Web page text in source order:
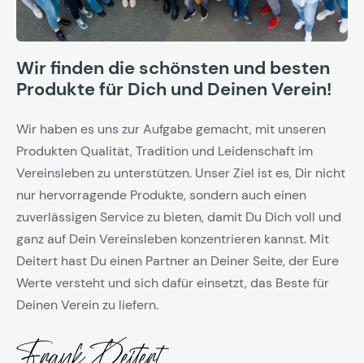
Wir finden die schönsten und besten
Produkte für Dich und Deinen Verein!
Wir haben es uns zur Aufgabe gemacht, mit unseren
Produkten Qualität, Tradition und Leidenschaft im
Vereinsleben zu unterstützen. Unser Ziel ist es, Dir nicht
nur hervorragende Produkte, sondern auch einen
zuverlässigen Service zu bieten, damit Du Dich voll und
ganz auf Dein Vereinsleben konzentrieren kannst. Mit
Deitert hast Du einen Partner an Deiner Seite, der Eure
Werte versteht und sich dafür einsetzt, das Beste für
Deinen Verein zu liefern.